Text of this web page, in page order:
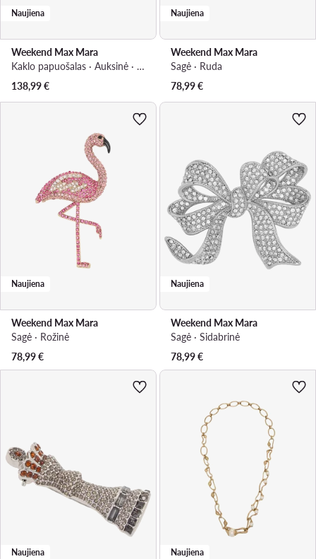
Naujiena
Weekend Max Mara
Kaklo papuošalas · Auksinė · Metalas
138,99€
Naujiena
Weekend Max Mara
Sagė · Ruda
78,99€
Naujiena
Weekend Max Mara
Sagė · Rožinė
78,99€
Naujiena
Weekend Max Mara
Sagė · Sidabrinė
78,99€
Naujiena Naujiena